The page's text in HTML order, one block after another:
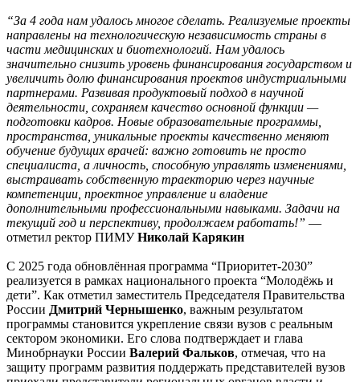
“За 4 года нам удалось многое сделать. Реализуемые проекты
направлены на технологическую независимость страны в
части медицинских и биотехнологий. Нам удалось
значительно снизить уровень финансирования государством и
увеличить долю финансирования проектов индустриальными
партнерами. Развивая продуктовый подход в научной
деятельности, сохраняем качество основной функции —
подготовки кадров. Новые образовательные программы,
пространства, уникальные проекты качественно меняют
обучение будущих врачей: важно готовить не просто
специалиста, а личность, способную управлять изменениями,
выстраивать собственную траекторию через научные
компетенции, проектное управление и владение
дополнительными профессиональными навыками. Задачи на
текущий год и перспективу, продолжаем работать!” —
отметил ректор ПИМУНиколай Карякин
С 2025 года обновлённая программа “Приоритет-2030”
реализуется в рамках национального проекта “Молодёжь и
дети”. Как отметил заместитель Председателя Правительства
России Дмитрий Чернышенко, важным результатом
программы становится укрепление связи вузов с реальным
сектором экономики. Его слова подтверждает и глава
Минобрнауки России Валерий Фальков, отмечая, что на
защиту программ развития поддержать представителей вузов